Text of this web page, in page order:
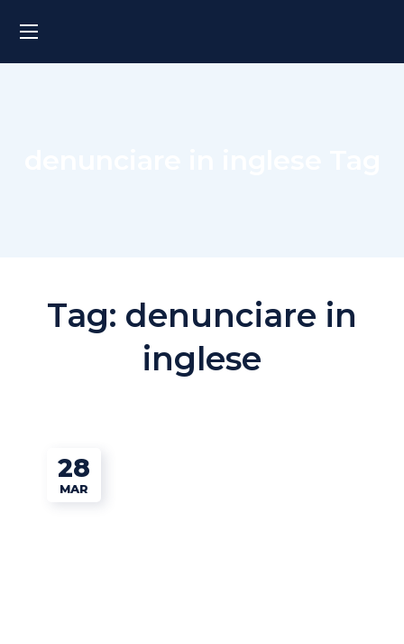
Tag: denunciare in
inglese
28
MAR